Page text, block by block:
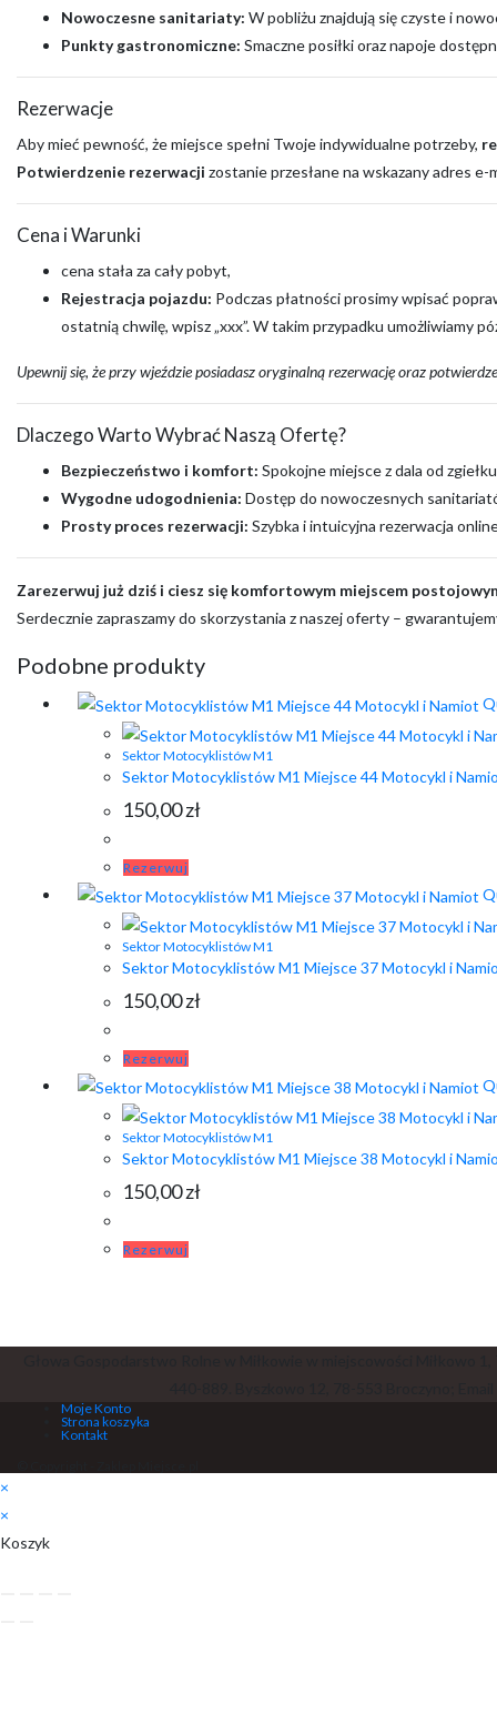
Nowoczesne sanitariaty: W pobliżu znajdują się czyste i
Punkty gastronomiczne: Smaczne posiłki oraz napoje
Rezerwacje
Aby mieć pewność, że miejsce spełni Twoje indywidualne potrzeby,
Potwierdzenie rezerwacji zostanie przesłane na wskazany adres
Cena i Warunki
cena stała za cały pobyt,
Rejestracja pojazdu: Podczas płatności prosimy wpisać
ostatnią chwilę, wpisz „xxx”. W takim przypadku umożliwiamy
Upewnij się, że przy wjeździe posiadasz oryginalną rezerwację oraz
Dlaczego Warto Wybrać Naszą Ofertę?
Bezpieczeństwo i komfort: Spokojne miejsce z dala od
Wygodne udogodnienia: Dostęp do nowoczesnych
Prosty proces rezerwacji: Szybka i intuicyjna rezerwacja
Zarezerwuj już dziś i ciesz się komfortowym miejscem
Serdecznie zapraszamy do skorzystania z naszej oferty –
Podobne produkty
Sektor Motocyklistów M1
Sektor Motocyklistów M1 Miejsce 44 Motocykl i
150,00zł
Rezerwuj
Sektor Motocyklistów M1
Sektor Motocyklistów M1 Miejsce 37 Motocykl i
150,00zł
Rezerwuj
Sektor Motocyklistów M1
Sektor Motocyklistów M1 Miejsce 38 Motocykl i
150,00zł
Rezerwuj
Moje Konto
Strona koszyka
Kontakt
×
×
Koszyk